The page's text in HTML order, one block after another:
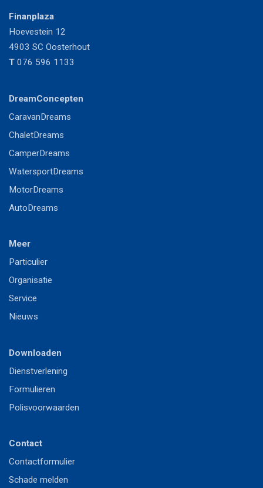
Finanplaza
Hoevestein 12
4903 SC Oosterhout
T 076 596 1133
DreamConcepten
CaravanDreams
ChaletDreams
CamperDreams
WatersportDreams
MotorDreams
AutoDreams
Meer
Particulier
Organisatie
Service
Nieuws
Downloaden
Dienstverlening
Formulieren
Polisvoorwaarden
Contact
Contactformulier
Schade melden